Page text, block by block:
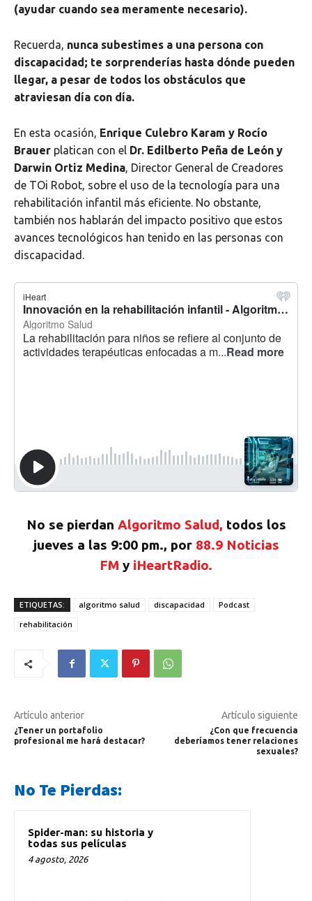
(ayudar cuando sea meramente necesario).
Recuerda, nunca subestimes a una persona con
discapacidad; te sorprenderías hasta dónde pueden
llegar, a pesar de todos los obstáculos que
atraviesan día con día.
En esta ocasión, Enrique Culebro Karam y Rocío
Brauer platican con el Dr. Edilberto Peña de León y
Darwin Ortiz Medina, Director General de Creadores
de TOi Robot, sobre el uso de la tecnología para una
rehabilitación infantil más eficiente. No obstante,
también nos hablarán del impacto positivo que estos
avances tecnológicos han tenido en las personas con
discapacidad.
No se pierdan Algoritmo Salud, todos los
jueves a las 9:00 pm., por88.9 Noticias
FM y iHeartRadio.
ETIQUETAS: algoritmo salud discapacidad
Podcast
rehabilitación
Artículo anterior
¿Tener un portafolio
profesional me hará destacar?
Artículo siguiente
¿Con que frecuencia
deberíamos tener relaciones
sexuales?
No Te Pierdas:
Spider-man: su historia y
todas sus películas
4 agosto, 2026